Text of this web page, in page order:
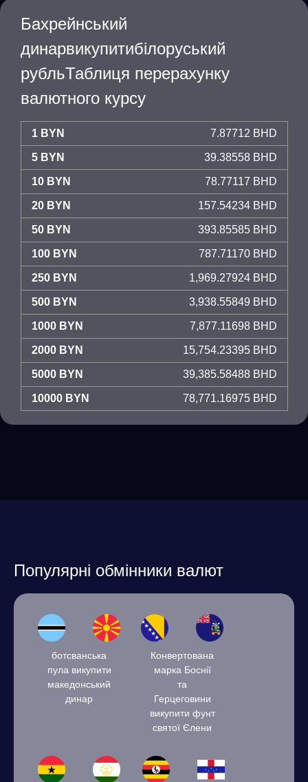
Бахрейнський
динарвикупитибілоруський
рубльТаблиця перерахунку
валютного курсу
1 BYN 7.87712 BHD
5 BYN 39.38558 BHD
10 BYN 78.77117 BHD
20 BYN 157.54234 BHD
50 BYN 393.85585 BHD
100 BYN 787.71170 BHD
250 BYN 1,969.27924 BHD
500 BYN 3,938.55849 BHD
1000 BYN 7,877.11698 BHD
2000 BYN 15,754.23395 BHD
5000 BYN 39,385.58488 BHD
10000 BYN 78,771.16975 BHD
Популярні обмінники валют
ботсванська
пула викупити
македонський
динар
Конвертована
марка Боснії
та
Герцеговини
викупити фунт
святої Єлени